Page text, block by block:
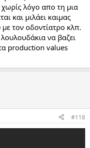
χωρίς λόγο απο τη μια
και μιλάει καιμας
με τον οδοντίατρο κλπ.
να βαζει
production values
#118